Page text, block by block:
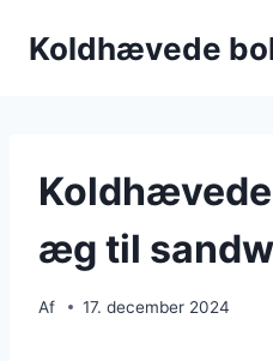
Koldhævede
æg til
Af 17. december 2024